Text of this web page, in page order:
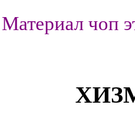
Материал чоп